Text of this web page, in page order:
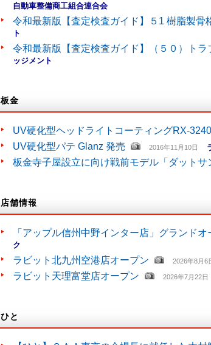
自動車整備商工組合連合会
令和最新版【査定検査ガイド】５1 樹脂製骨
ト
令和最新版【査定検査ガイド】（５０）トラ
ッジメント
板金
UV硬化型ヘッドライトコーティングRX-
UV硬化型パテ Glanz 発売 2016年11月10日
板金寺子屋設立に向け戦前モデル「ダットサ
店舗情報
「アップル信州中野インター店」グランドオ
ク
ラビット北九州空港店オープン
2026年8月6
ラビット天理富堂店オープン 2026年7月22日
ひと